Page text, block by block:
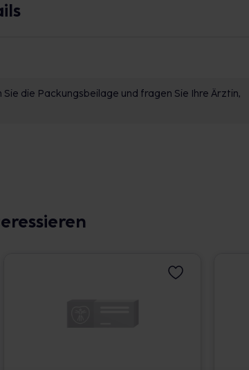
die Packungsbeilage und fragen Sie Ihre Ärztin,